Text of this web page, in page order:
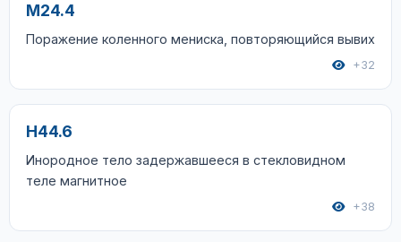
M24.4
Поражение коленного мениска, повторяющийся вывих
+32
H44.6
Инородное тело задержавшееся в стекловидном
теле магнитное
+38